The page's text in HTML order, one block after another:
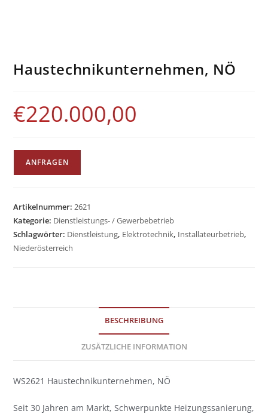
Haustechnikunternehmen, NÖ
€220.000,00
ANFRAGEN
Artikelnummer: 2621
Kategorie: Dienstleistungs- / Gewerbebetrieb
Schlagwörter: Dienstleistung, Elektrotechnik, Installateurbetrieb,
Niederösterreich
BESCHREIBUNG
ZUSÄTZLICHE INFORMATION
WS2621 Haustechnikunternehmen, NÖ
Seit 30 Jahren am Markt, Schwerpunkte Heizungssanierung,